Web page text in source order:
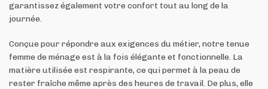
garantissez également votre confort tout au long de la
journée.
Conçue pour répondre aux exigences du métier, notre tenue
femme de ménage est à la fois élégante et fonctionnelle. La
matière utilisée est respirante, ce qui permet à la peau de
rester fraîche même après des heures de travail. De plus, elle